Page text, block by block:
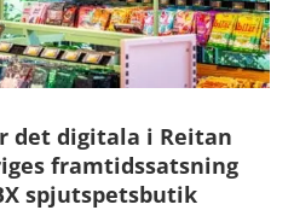
det digitala i Reitan
framtidssatsning
spjutspetsbutik